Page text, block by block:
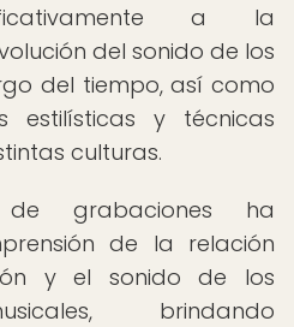
a la
del sonido de los
del tiempo, así como
estilísticas y técnicas
culturas.
de grabaciones ha
de la relación
y el sonido de los
brindando